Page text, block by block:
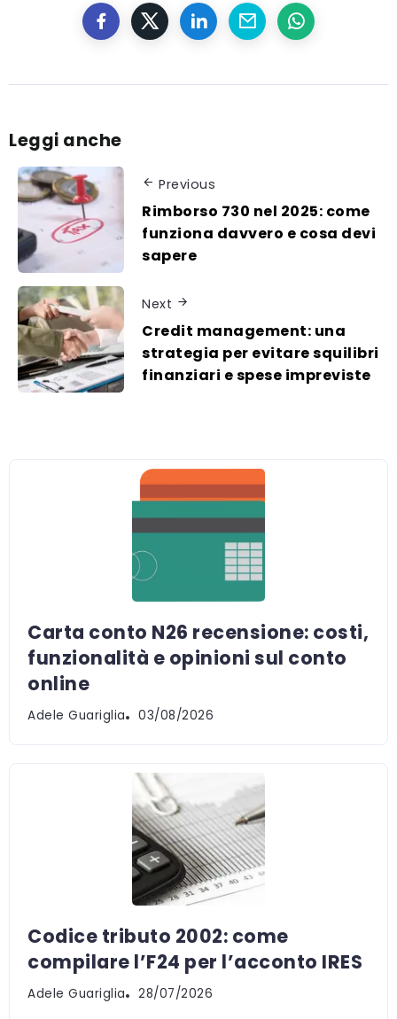
Leggi anche
Previous
Rimborso 730 nel 2025: come
funziona davvero e cosa devi
sapere
Next
Credit management: una
strategia per evitare squilibri
finanziari e spese impreviste
Carta conto N26 recensione: costi,
funzionalità e opinioni sul conto
online
Adele Guariglia 03/08/2026
Codice tributo 2002: come
compilare l’F24 per l’acconto IRES
Adele Guariglia 28/07/2026